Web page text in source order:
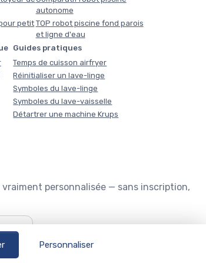
petit
autonome
TOP robot piscine fond parois
et ligne d'eau
Guides pratiques
Temps de cuisson airfryer
Réinitialiser un lave-linge
Symboles du lave-linge
Symboles du lave-vaisselle
Détartrer une machine Krups
personnalisée — sans inscription,
? Personnaliser